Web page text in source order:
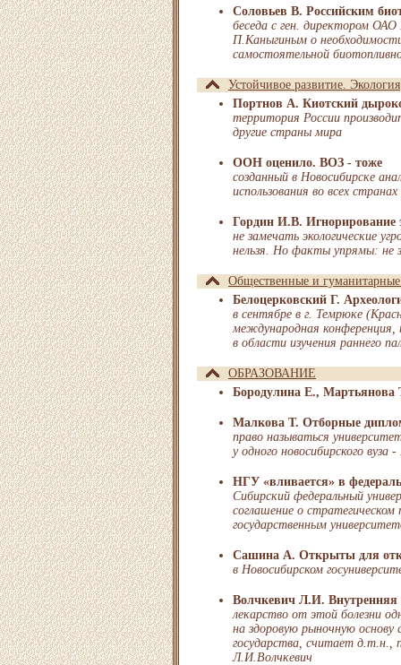
Соловьев В. Российским
беседа с ген. директором ОАО
П.Каныгиным о
самостоятельной
Устойчивое развитие. Экология
Портнов А. Киотский
территория России
другие страны мира
ООН оценило. ВОЗ - тоже
созданный в Новосибирске
использования во всех странах
Гордин И.В. Игнорирование
не замечать экологические
нельзя. Но факты упрямы: не
Общественные и
Белоцерковский Г.
в сентябре в г. Темрюке
международная
в области изучения раннего
ОБРАЗОВАНИЕ
Бородулина Е., Мартьянова
Малкова Т. Отборные
право называться
у одного новосибирского вуза
НГУ «вливается» в
Сибирский федеральный
соглашение о
государственным
Сашина А. Открыты для
в Новосибирском
Волчкевич Л.И. Внутренняя
лекарство от этой болезни
на здоровую рыночную основу
государства, считает
Л.И.Волчкевич